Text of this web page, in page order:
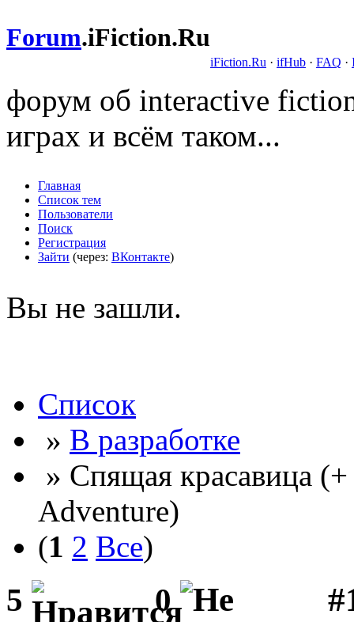
Forum.iFiction.Ru
iFiction.Ru · ifHub · FAQ ·
форум об interactive
играх и всём таком...
Главная
Список тем
Пользователи
Поиск
Регистрация
Зайти (через: ВКонтакте)
Вы не зашли.
Список
» В разработке
» Спящая красавица
Adventure)
(1 2 Все)
5 0